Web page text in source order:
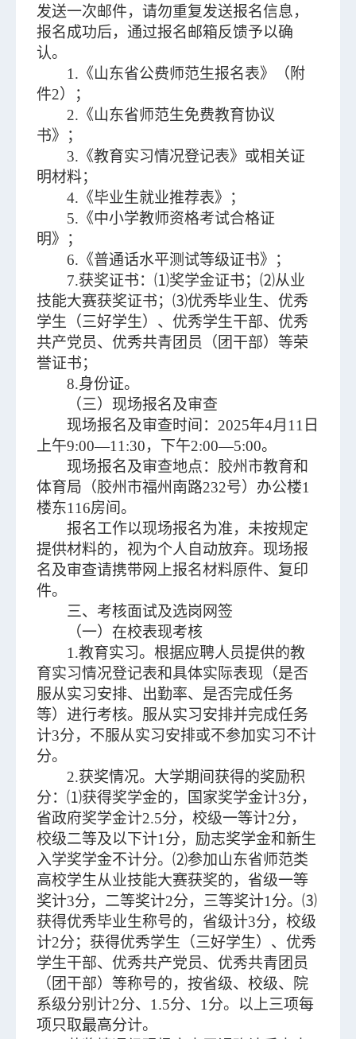
发送一次邮件，请勿重复发送报名信息，
报名成功后，通过报名邮箱反馈予以确
认。
1.《山东省公费师范生报名表》（附
件2）；
2.《山东省师范生免费教育协议
书》；
3.《教育实习情况登记表》或相关证
明材料；
4.《毕业生就业推荐表》；
5.《中小学教师资格考试合格证
明》；
6.《普通话水平测试等级证书》；
7.获奖证书：⑴奖学金证书；⑵从业
技能大赛获奖证书；⑶优秀毕业生、优秀
学生（三好学生）、优秀学生干部、优秀
共产党员、优秀共青团员（团干部）等荣
誉证书；
8.身份证。
（三）现场报名及审查
现场报名及审查时间：2025年4月11日
上午9:00—11:30，下午2:00—5:00。
现场报名及审查地点：胶州市教育和
体育局（胶州市福州南路232号）办公楼1
楼东116房间。
报名工作以现场报名为准，未按规定
提供材料的，视为个人自动放弃。现场报
名及审查请携带网上报名材料原件、复印
件。
三、考核面试及选岗网签
（一）在校表现考核
1.教育实习。根据应聘人员提供的教
育实习情况登记表和具体实际表现（是否
服从实习安排、出勤率、是否完成任务
等）进行考核。服从实习安排并完成任务
计3分，不服从实习安排或不参加实习不计
分。
2.获奖情况。大学期间获得的奖励积
分：⑴获得奖学金的，国家奖学金计3分，
省政府奖学金计2.5分，校级一等计2分，
校级二等及以下计1分，励志奖学金和新生
入学奖学金不计分。⑵参加山东省师范类
高校学生从业技能大赛获奖的，省级一等
奖计3分，二等奖计2分，三等奖计1分。⑶
获得优秀毕业生称号的，省级计3分，校级
计2分；获得优秀学生（三好学生）、优秀
学生干部、优秀共产党员、优秀共青团员
（团干部）等称号的，按省级、校级、院
系级分别计2分、1.5分、1分。以上三项每
项只取最高分计。